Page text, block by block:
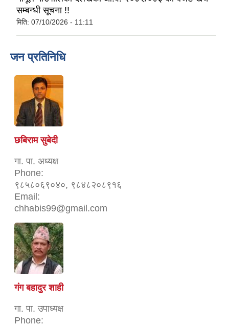
सम्बन्धी सूचना !!
मिति: 07/10/2026 - 11:11
जन प्रतिनिधि
छबिराम सुबेदी
गा. पा. अध्यक्ष
Phone:
९८५८०६९०४०, ९८४८२०८९१६
Email:
chhabis99@gmail.com
गंग बहादुर शाही
गा. पा. उपाध्यक्ष
Phone: